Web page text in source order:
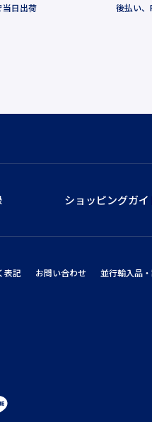
当日出荷
後払い
ショッピングガイ
表記 お問い合わせ 並行輸入品